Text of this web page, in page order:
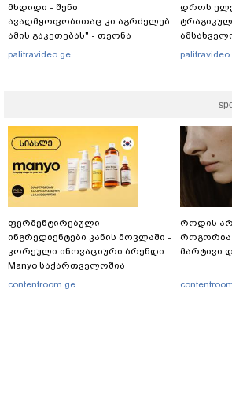
მხდიდი - შენი
ავადმყოფობითაც კი აგრძელებ
ამის გაკეთებას" - თეონა
კონტრიძე მეუღლეს ემოციურ
palitravideo.ge
დროს
ფერმენტირებული
ინგრედიენტები კანის მოვლაში -
კორეული ინოვაციური ბრენდი
Manyo საქართველოშია
contentroom.ge
როდის
როგორია
მარტივი